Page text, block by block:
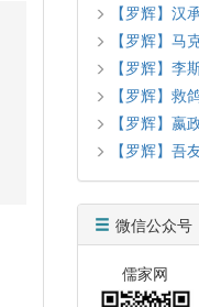
【罗辉】汉
【罗辉】马
【罗辉】李
【罗辉】救
【罗辉】嬴
【罗辉】吾
微信公众号
儒家网